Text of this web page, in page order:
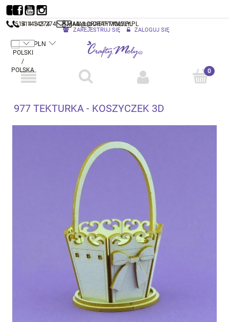
514 143 274 MAIL@CRAFTYMOLY.PL
ZAREJESTRUJ SIĘ ZALOGUJ SIĘ
514 143 274 MAIL@CRAFTYMOLY.PL
977 TEKTURKA - KOSZYCZEK 3D